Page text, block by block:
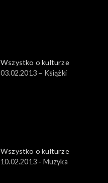
Wszystko o kulturze
03.02.2013 – Książki
Wszystko o kulturze
10.02.2013 - Muzyka